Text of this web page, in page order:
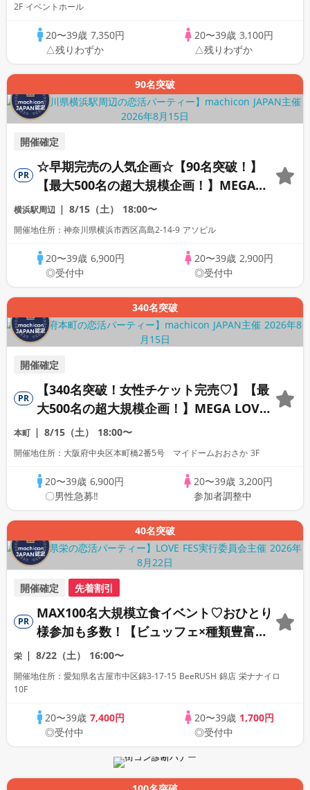
2F イベントホール
20〜39歳 7,350円
△残りわずか
20〜39歳 3,100円
△残りわずか
90名突破
開催確定
PR
☆早期完売の人気企画☆【90名突破！】
【最大500名の超大規模企画！】MEGA
LOVE FES～恋が動き出す出会いの祭典～
横浜駅周辺 8/15（土） 18:00〜
開催地住所：神奈川県横浜市西区高島2-14-9 アソビル
20〜39歳 6,900円
◎受付中
20〜39歳 2,900円
◎受付中
340名突破
開催確定
PR
【340名突破！女性チケット完売♡】【最
大500名の超大規模企画！】MEGA LOVE
FES～恋が動き出す出会いの祭典～
本町 8/15（土） 18:00〜
開催地住所：大阪府中央区本町橋2番5号 マイドームおおさか 3F
20〜39歳6,900円
〇男性急募‼
20〜39歳3,200円
参加者調整中
40名突破
開催確定 先着割引
PR
MAX100名大規模立食イベント♡おひとり
様参加も多数！【ビュッフェ×種類豊富な
フリードリンク♪】【大人の広々ダイニン
グバー貸切】～LOVE FES NAGOYA～
栄 8/22（土） 16:00〜
開催地住所：愛知県名古屋市中区錦3‑17‑15 BeeRUSH 錦店 栄ナナイロ
10F
20〜39歳7,400円
◎受付中
20〜39歳 1,700円
◎受付中